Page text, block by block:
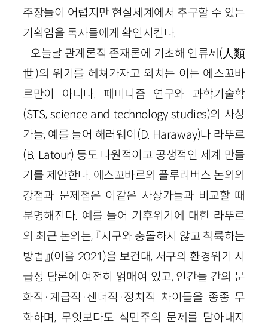
주장들이 어렵지만 현실세계에서 추구할 수 있는
기획임을 독자들에게 확인시킨다.
오늘날 관계론적 존재론에 기초해 인류세(人類
世)의 위기를 헤쳐가자고 외치는 이는 에스꼬바
르만이 아니다. 페미니즘 연구와 과학기술학
(STS, science and technology studies)의 사상
가들, 예를 들어 해러웨이(D. Haraway)나 라뚜르
(B. Latour) 등도 다원적이고 공생적인 세계 만들
기를 제안한다. 에스꼬바르의 플루리버스 논의의
강점과 문제점은 이같은 사상가들과 비교할 때
분명해진다. 예를 들어 기후위기에 대한 라뚜르
의 최근 논의는, 『지구와 충돌하지 않고 착륙하는
방법』(이음 2021)을 보건대, 서구의 환경위기 시
급성 담론에 여전히 얽매여 있고, 인간들 간의 문
화적·계급적·젠더적·정치적 차이들을 종종 무
화하며, 무엇보다도 식민주의 문제를 담아내지